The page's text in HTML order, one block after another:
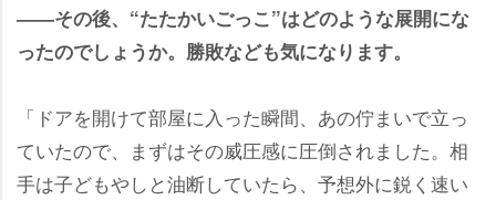
――その後、“たたかいごっこ”はどのような展開にな
ったのでしょうか。勝敗なども気になります。
「ドアを開けて部屋に入った瞬間、あの佇まいで立っ
ていたので、まずはその威圧感に圧倒されました。相
手は子どもやしと油断していたら、予想外に鋭く速い